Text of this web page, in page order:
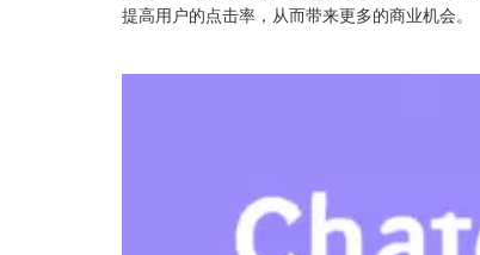
提高用户的点击率，从而带来更多的商业机会。